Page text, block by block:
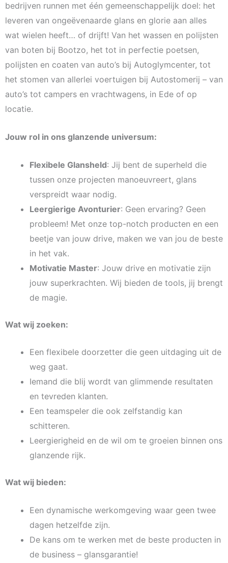
bedrijven runnen met één gemeenschappelijk doel: het
leveren van ongeëvenaarde glans en glorie aan alles
wat wielen heeft… of drijft! Van het wassen en polijsten
van boten bij Bootzo, het tot in perfectie poetsen,
polijsten en coaten van auto’s bij Autoglymcenter, tot
het stomen van allerlei voertuigen bij Autostomerij – van
auto’s tot campers en vrachtwagens, in Ede of op
locatie.
Jouw rol in ons glanzende universum:
Flexibele Glansheld: Jij bent de superheld die
tussen onze projecten manoeuvreert, glans
verspreidt waar nodig.
Leergierige Avonturier: Geen ervaring? Geen
probleem! Met onze top-notch producten en een
beetje van jouw drive, maken we van jou de beste
in het vak.
Motivatie Master: Jouw drive en motivatie zijn
jouw superkrachten. Wij bieden de tools, jij brengt
de magie.
Wat wij zoeken:
Een flexibele doorzetter die geen uitdaging uit de
weg gaat.
Iemand die blij wordt van glimmende resultaten
en tevreden klanten.
Een teamspeler die ook zelfstandig kan
schitteren.
Leergierigheid en de wil om te groeien binnen ons
glanzende rijk.
Wat wij bieden:
Een dynamische werkomgeving waar geen twee
dagen hetzelfde zijn.
De kans om te werken met de beste producten in
de business – glansgarantie!